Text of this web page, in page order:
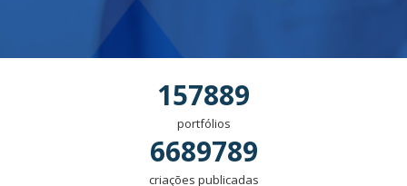
157889
portfólios
6689789
criações publicadas